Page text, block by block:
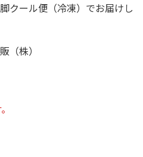
クール便（冷凍）でお届けし
（株）